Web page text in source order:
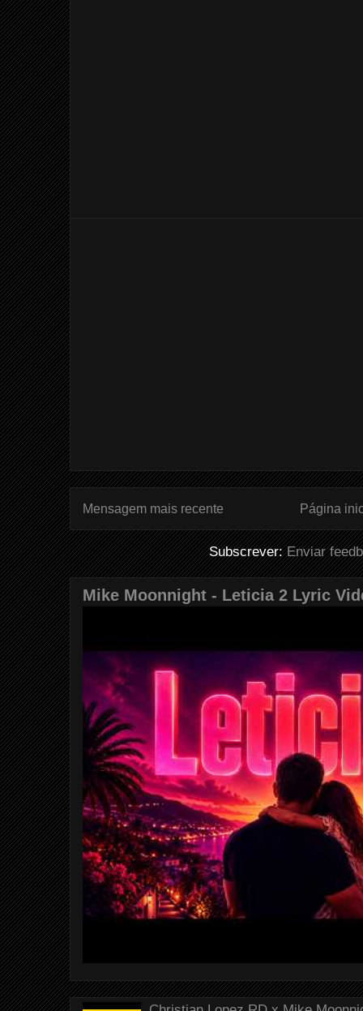
Mensagem mais recente Página
Subscrever:Enviar
Mike Moonnight - Leticia 2 Lyric